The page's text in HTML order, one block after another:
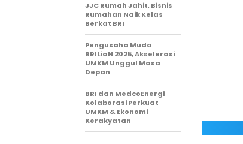
JJC Rumah Jahit, Bisnis
Rumahan Naik Kelas
Berkat BRI
Pengusaha Muda
BRILiaN 2025, Akselerasi
UMKM Unggul Masa
Depan
BRI dan MedcoEnergi
Kolaborasi Perkuat
UMKM & Ekonomi
Kerakyatan